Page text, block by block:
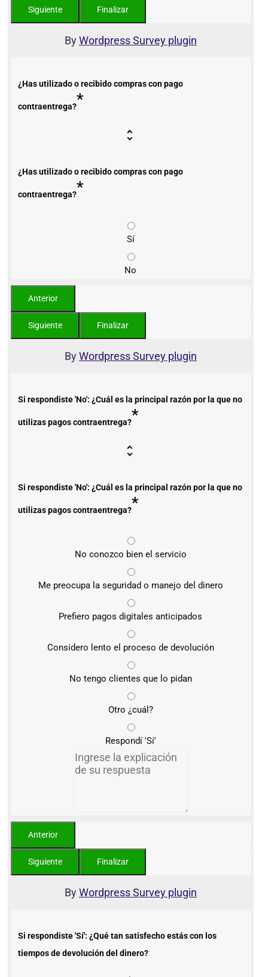
ByWordpress Survey plugin
¿Has utilizado o recibido compras con pago
contraentrega?*
¿Has utilizado o recibido compras con pago
contraentrega?*
Sí
No
ByWordpress Survey plugin
Si respondiste 'No': ¿Cuál es la principal razón por la que no
utilizas pagos contraentrega?*
Si respondiste 'No': ¿Cuál es la principal razón por la que no
utilizas pagos contraentrega?*
No conozco bien el servicio
Me preocupa la seguridad o manejo del dinero
Prefiero pagos digitales anticipados
Considero lento el proceso de devolución
No tengo clientes que lo pidan
Otro ¿cuál?
Respondí 'Sí'
ByWordpress Survey plugin
Si respondiste 'Sí': ¿Qué tan satisfecho estás con los
tiempos de devolución del dinero?